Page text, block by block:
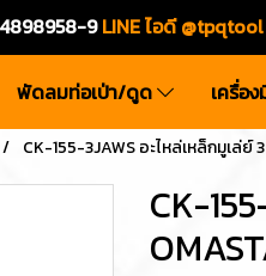
9LINE ไอดี
พัดลมท่อเป่า/ดูด เครื่อ
CK-155-3JAWS อะไหล่เหล็กมูเล่ย์
CK-